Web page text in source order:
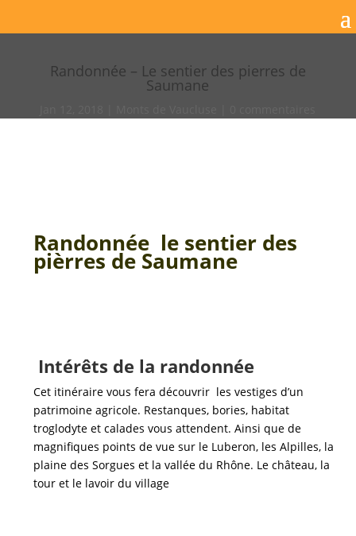
Randonnée – Le sentier des pierres de
Saumane
Randonnée le sentier des
pièrres de Saumane
Intérêts de la randonnée
Cet itinéraire vous fera découvrir les vestiges d’un
patrimoine agricole. Restanques, bories, habitat
troglodyte et calades vous attendent. Ainsi que de
magnifiques points de vue sur le Luberon, les Alpilles, la
plaine des Sorgues et la vallée du Rhône. Le château, la
tour et le lavoir du village